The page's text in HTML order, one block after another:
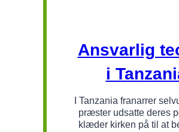
Ansvarlig
i
I Tanzania franarrer
præster udsatte deres
klæder kirken på til at